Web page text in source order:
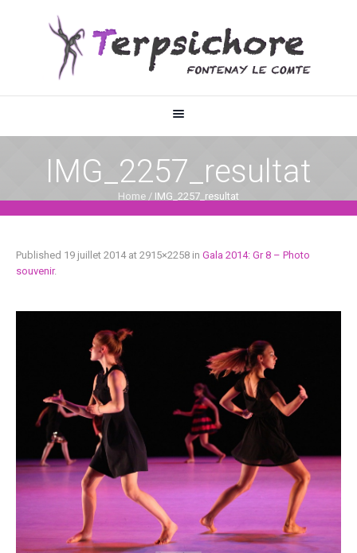
IMG_2257_resultat
Home / IMG_2257_resultat
Published 19 juillet 2014at 2915×2258 in Gala 2014: Gr 8 – Photo
souvenir.